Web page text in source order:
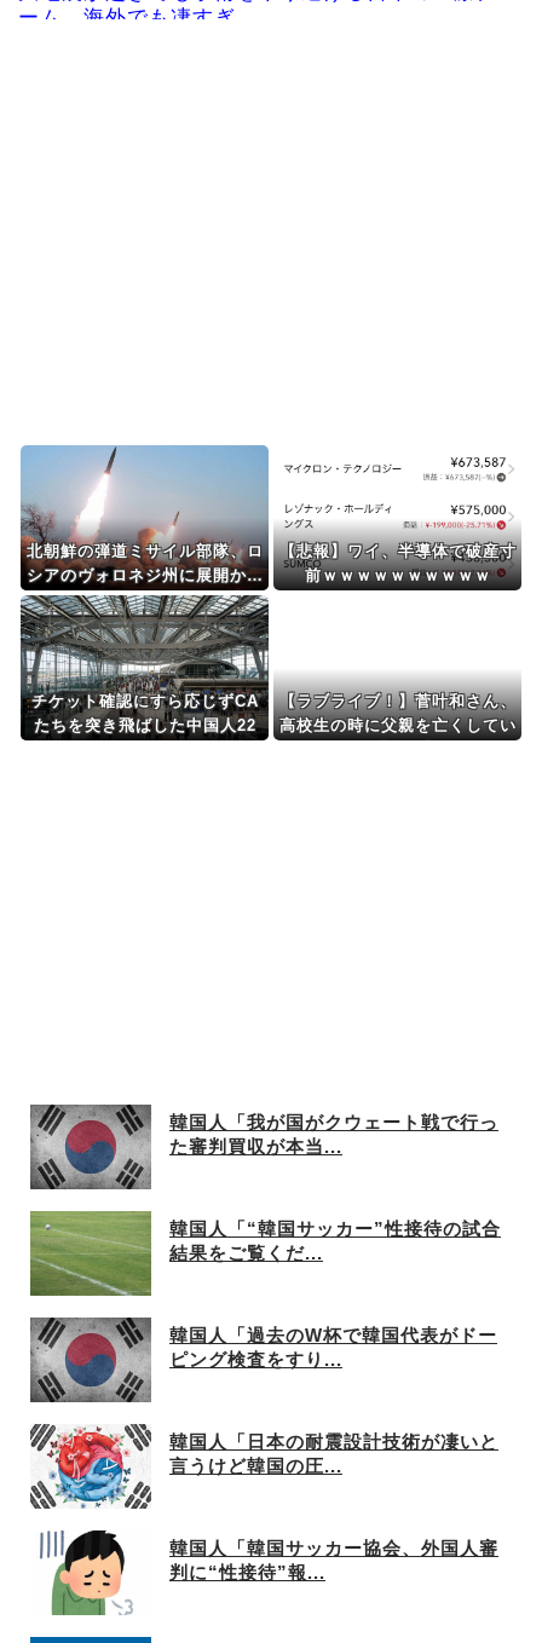
ーム、海外でも凄すぎ...
Powered by livedoor 相互RSS
北朝鮮の弾道ミサイル部隊、ロ
シアのヴォロネジ州に展開か…
北朝鮮は本質的にウクライナと
戦争状態に！
【悲報】ワイ、半導体で破産寸
前ｗｗｗｗｗｗｗｗｗｗ
チケット確認にすら応じずCA
たちを突き飛ばした中国人22
【ラブライブ！】菅叶和さん、
高校生の時に父親を亡くしてい
韓国人「我が国がクウェート戦で行っ
た審判買収が本当...
韓国人「“韓国サッカー”性接待の試合
結果をご覧くだ...
韓国人「過去のW杯で韓国代表がドー
ピング検査をすり...
韓国人「日本の耐震設計技術が凄いと
言うけど韓国の圧...
韓国人「韓国サッカー協会、外国人審
判に“性接待”報...